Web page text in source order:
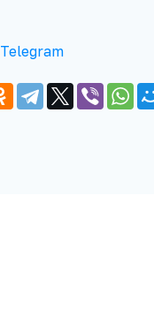
Telegram